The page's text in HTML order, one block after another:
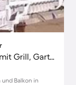
Familienfreundliches Apartment mit Grill, Garten und Terrasse | Naturblick
Balkon in